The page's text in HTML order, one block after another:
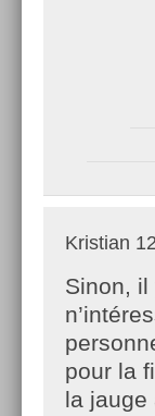
Kristian
Sinon, il
pour la
la jauge